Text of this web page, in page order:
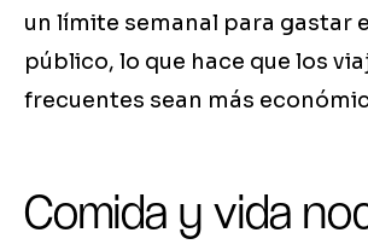
un límite semanal para gastar
público, lo que hace que los
frecuentes sean más
Comida y vida